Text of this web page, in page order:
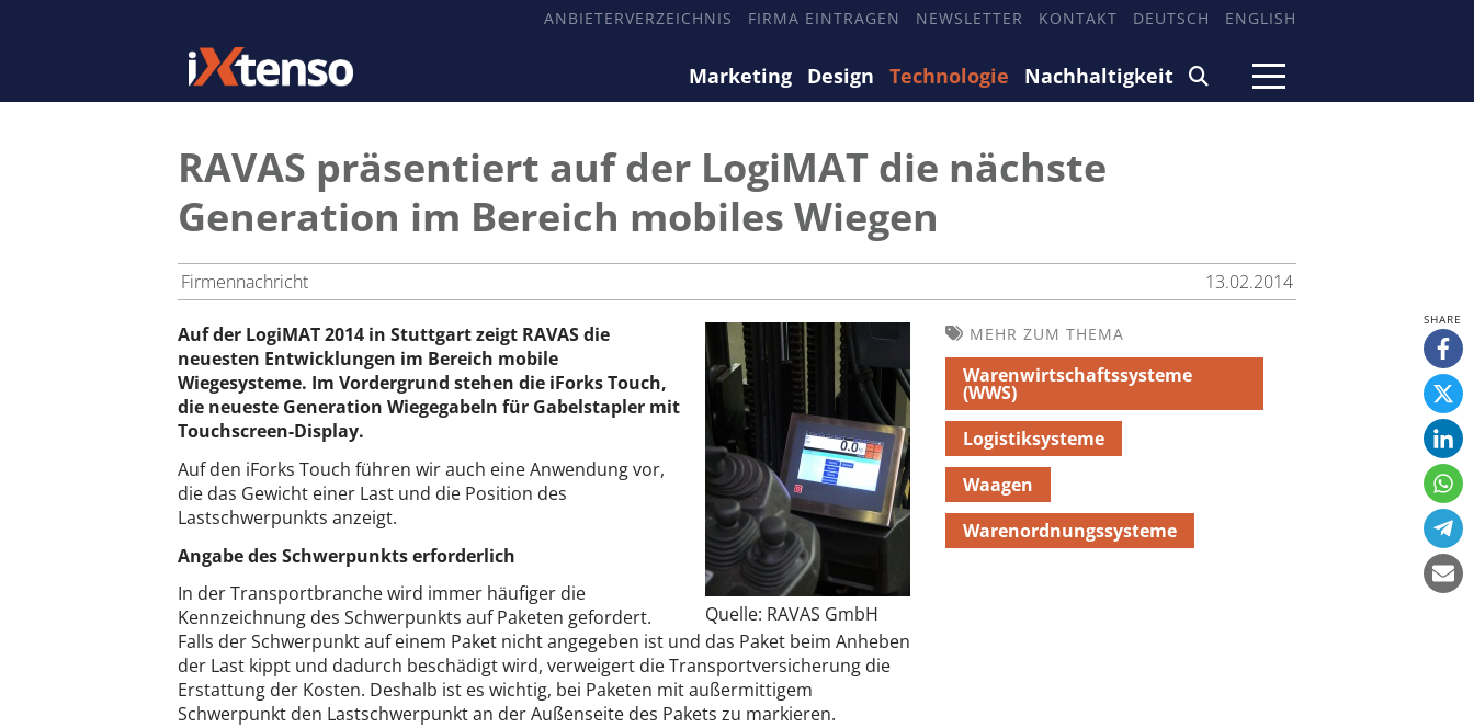
ANBIETERVERZEICHNIS FIRMA EINTRAGEN NEWSLETTER KONTAKT DEUTSCH ENGLISH
Marketing Design Technologie Nachhaltigkeit
RAVAS präsentiert auf der LogiMAT die nächste
Generation im Bereich mobiles Wiegen
Firmennachricht 13.02.2014
Quelle: RAVAS GmbH
Auf der LogiMAT 2014 in Stuttgart zeigt RAVAS die
neuesten Entwicklungen im Bereich mobile
Wiegesysteme. Im Vordergrund stehen die iForks Touch,
die neueste Generation Wiegegabeln für Gabelstapler mit
Touchscreen-Display.
Auf den iForks Touch führen wir auch eine Anwendung vor,
die das Gewicht einer Last und die Position des
Lastschwerpunkts anzeigt.
Angabe des Schwerpunkts erforderlich
In der Transportbranche wird immer häufiger die
Kennzeichnung des Schwerpunkts auf Paketen gefordert.
Falls der Schwerpunkt auf einem Paket nicht angegeben ist und das Paket beim Anheben
der Last kippt und dadurch beschädigt wird, verweigert die Transportversicherung die
Erstattung der Kosten. Deshalb ist es wichtig, bei Paketen mit außermittigem
Schwerpunkt den Lastschwerpunkt an der Außenseite des Pakets zu markieren.
MEHR ZUM THEMA
Warenwirtschaftssysteme
(WWS)
Logistiksysteme
Waagen
Warenordnungssysteme